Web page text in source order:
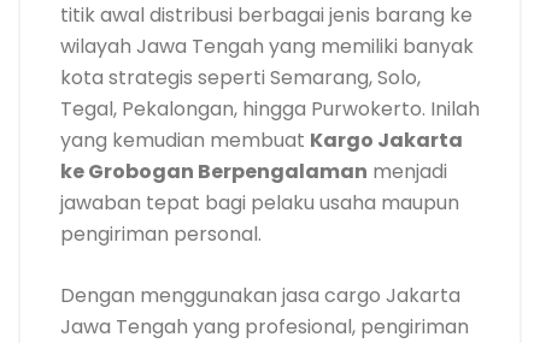
titik awal distribusi berbagai jenis barang ke
wilayah Jawa Tengah yang memiliki banyak
kota strategis seperti Semarang, Solo,
Tegal, Pekalongan, hingga Purwokerto. Inilah
yang kemudian membuat Kargo Jakarta
ke Grobogan Berpengalaman menjadi
jawaban tepat bagi pelaku usaha maupun
pengiriman personal.
Dengan menggunakan jasa cargo Jakarta
Jawa Tengah yang profesional, pengiriman